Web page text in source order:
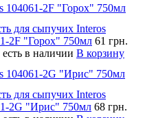
104061-2F "Горох" 750мл
для сыпучих Interos
2F "Горох" 750мл 61 грн.
в наличии В корзину
104061-2G "Ирис" 750мл
для сыпучих Interos
2G "Ирис" 750мл 68 грн.